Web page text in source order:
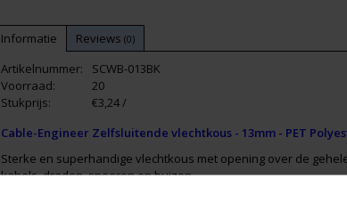
Informatie Reviews (0)
Artikelnummer:
SCWB-013BK
Voorraad:
20
Stukprijs:
€3,24 /
Cable-Engineer Zelfsluitende vlechtkous - 13mm - PET
Sterke en superhandige vlechtkous met opening over de
kabels, draden, snoeren en buizen.
Vlam-vertragende (VW-1) Vlechtkous gemaakt van Polyester